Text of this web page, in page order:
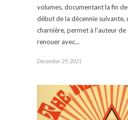
volumes, documentant la fin
début de la décennie suivante,
charnière, permet à l’auteur de
renouer avec…
December 29, 2021